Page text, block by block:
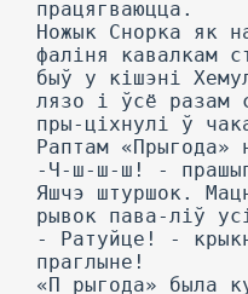
працягваюцца.
Ножык Снорка як
фаліня кавалкам
быў у кішэні
лязо і ўсё разам
пры-ціхнулі ў
Раптам «Прыгода»
-Ч-ш-ш-ш! -
Яшчэ штуршок.
рывок пава-ліў
- Ратуйце! -
праглыне!
«П рыгода» была